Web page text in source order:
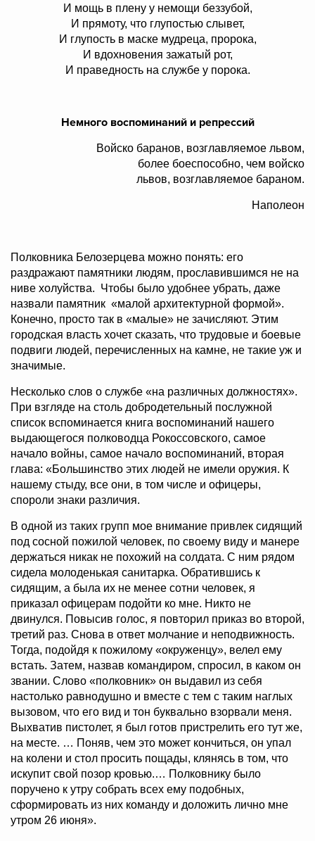
И мощь в плену у немощи беззубой,
И прямоту, что глупостью слывет,
И глупость в маске мудреца, пророка,
И вдохновения зажатый рот,
И праведность на службе у порока.
Немного воспоминаний и репрессий
Войско баранов, возглавляемое львом,
более боеспособно, чем войско
львов, возглавляемое бараном.
Наполеон
Полковника Белозерцева можно понять: его
раздражают памятники людям, прославившимся не на
ниве холуйства. Чтобы было удобнее убрать, даже
назвали памятник «малой архитектурной формой».
Конечно, просто так в «малые» не зачисляют. Этим
городская власть хочет сказать, что трудовые и боевые
подвиги людей, перечисленных на камне, не такие уж и
значимые.
Несколько слов о службе «на различных должностях».
При взгляде на столь добродетельный послужной
список вспоминается книга воспоминаний нашего
выдающегося полководца Рокоссовского, самое
начало войны, самое начало воспоминаний, вторая
глава: «Большинство этих людей не имели оружия. К
нашему стыду, все они, в том числе и офицеры,
спороли знаки различия.
В одной из таких групп мое внимание привлек сидящий
под сосной пожилой человек, по своему виду и манере
держаться никак не похожий на солдата. С ним рядом
сидела молоденькая санитарка. Обратившись к
сидящим, а была их не менее сотни человек, я
приказал офицерам подойти ко мне. Никто не
двинулся. Повысив голос, я повторил приказ во второй,
третий раз. Снова в ответ молчание и неподвижность.
Тогда, подойдя к пожилому «окруженцу», велел ему
встать. Затем, назвав командиром, спросил, в каком он
звании. Слово «полковник» он выдавил из себя
настолько равнодушно и вместе с тем с таким наглых
вызовом, что его вид и тон буквально взорвали меня.
Выхватив пистолет, я был готов пристрелить его тут же,
на месте. … Поняв, чем это может кончиться, он упал
на колени и стол просить пощады, клянясь в том, что
искупит свой позор кровью.… Полковнику было
поручено к утру собрать всех ему подобных,
сформировать из них команду и доложить лично мне
утром 26 июня».